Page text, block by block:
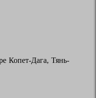
Копет-Дага, Тянь-